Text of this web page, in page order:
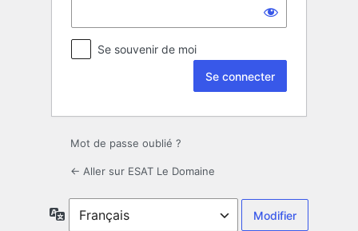
Se souvenir de moi
Mot de passe oublié ?
← Aller sur ESAT Le Domaine
Langue